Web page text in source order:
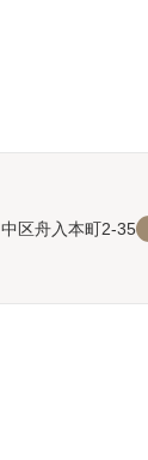
中区舟入本町2-35